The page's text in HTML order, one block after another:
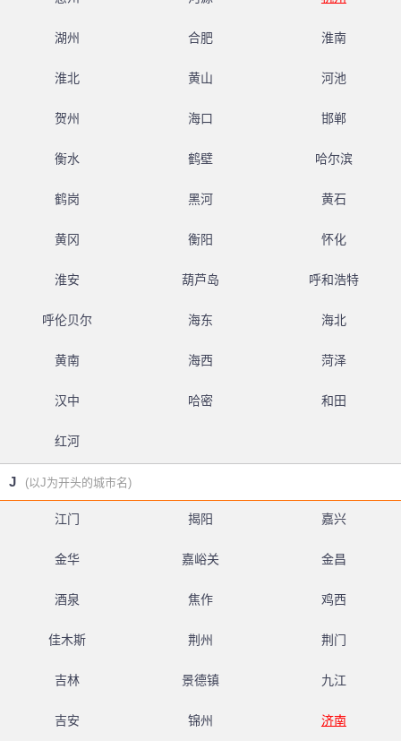
湖州 合肥 淮南
淮北 黄山 河池
贺州 海口 邯郸
衡水 鹤壁 哈尔滨
鹤岗 黑河 黄石
黄冈 衡阳 怀化
淮安 葫芦岛 呼和浩特
呼伦贝尔 海东 海北
黄南 海西 菏泽
汉中 哈密 和田
红河
J (以J为开头的城市名)
江门 揭阳 嘉兴
金华 嘉峪关 金昌
酒泉 焦作 鸡西
佳木斯 荆州 荆门
吉林 景德镇 九江
吉安 锦州 济南